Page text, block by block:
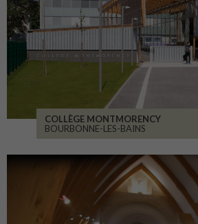
COLLÈGE MONTMORENCY
BOURBONNE-LES-BAINS